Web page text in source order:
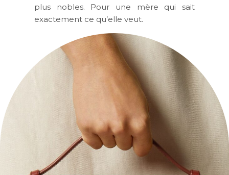
plus nobles. Pour une mère qui sait
exactement ce qu’elle veut.